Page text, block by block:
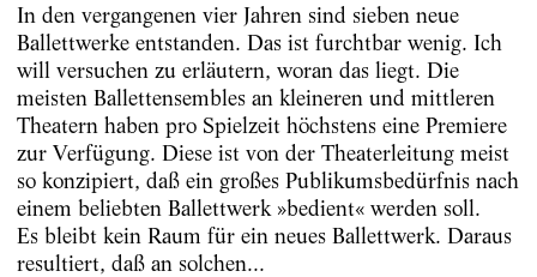
In den vergangenen vier Jahren sind sieben neue
Ballettwerke entstanden. Das ist furchtbar wenig. Ich
will versuchen zu erläutern, woran das liegt. Die
meisten Ballettensembles an kleineren und mittleren
Theatern haben pro Spielzeit höchstens eine Premiere
zur Verfügung. Diese ist von der Theaterleitung meist
so konzipiert, daß ein großes Publikumsbedürfnis nach
einem beliebten Ballettwerk »bedient« werden soll.
Es bleibt kein Raum für ein neues Ballettwerk. Daraus
resultiert, daß an solchen...